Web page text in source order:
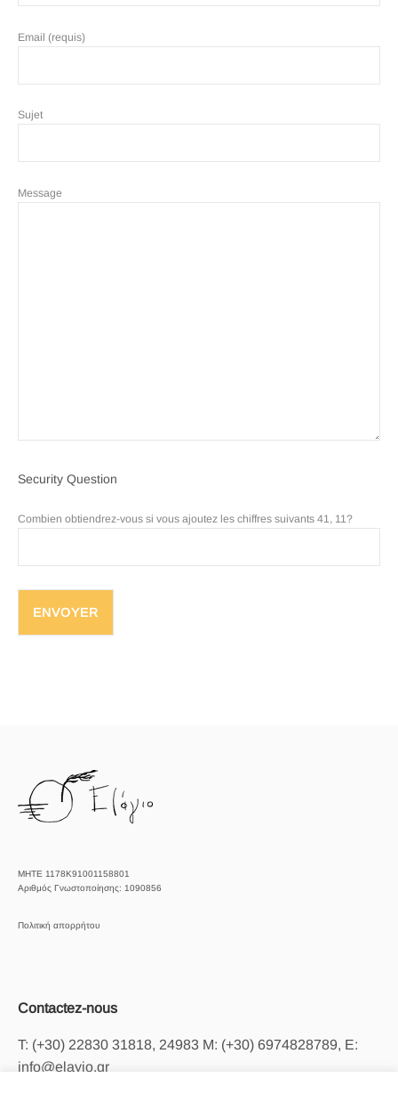
Email (requis)
Sujet
Message
Security Question
Combien obtiendrez-vous si vous ajoutez les chiffres suivants 41, 11?
ΜΗΤΕ 1178Κ91001158801
Αριθμός Γνωστοποίησης: 1090856
Πολιτική απορρήτου
Contactez-nous
T: (+30) 22830 31818, 24983 M: (+30) 6974828789, E:
info@elayio.gr